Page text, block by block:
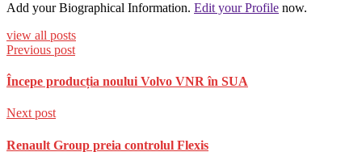
Add your Biographical Information. Edit your Profile now.
view all posts
Previous post
Începe producția noului Volvo VNR în SUA
Next post
Renault Group preia controlul Flexis